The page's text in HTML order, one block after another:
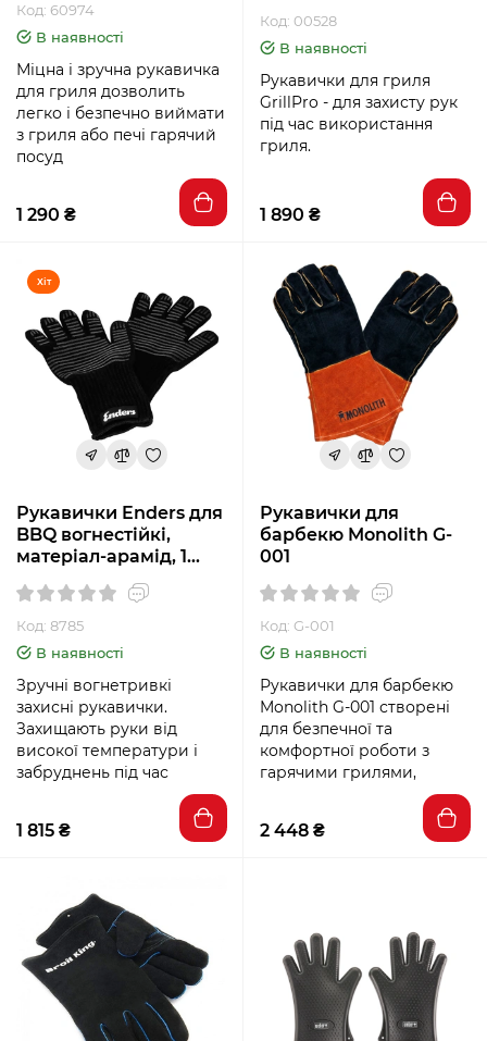
Код: 60974
В наявності
Міцна і зручна рукавичка
для гриля дозволить
легко і безпечно виймати
з гриля або печі гарячий
посуд
1 290 ₴
Код: 00528
В наявності
Рукавички для гриля
GrillPro - для захисту рук
під час використання
гриля.
1 890 ₴
Хіт
Рукавички Enders для
BBQ вогнестійкі,
матеріал-арамід, 1
пара, колір чорний
Код: 8785
В наявності
Зручні вогнетривкі
захисні рукавички.
Захищають руки від
високої температури і
забруднень під час
1 815 ₴
Рукавички для
барбекю Monolith G-
001
Код: G-001
В наявності
Рукавички для барбекю
Monolith G-001 створені
для безпечної та
комфортної роботи з
гарячими грилями,
2 448 ₴